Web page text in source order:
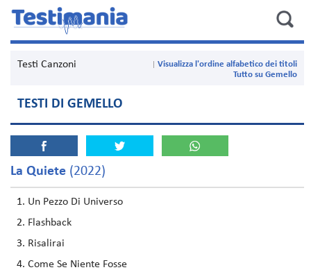
Testi Canzoni
Visualizza l'ordine alfabetico dei titoli
Tutto su Gemello
TESTI DI GEMELLO
La Quiete (2022)
Un Pezzo Di Universo
Flashback
Risalirai
Come Se Niente Fosse